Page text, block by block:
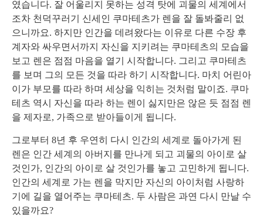
였습니다. 잘 어울리지 못하는 성격 탓에 괴물의 세계에서
조차 천덕꾸러기 신세인 쿠마테츠가 렌을 잘 돌봐줄리 없
으니까요. 하지만 인간을 데려왔다는 이유로 다른 수장 후
계자와 싸우면서까지 자신을 지키려는 쿠마테츠의 모습을
보고 렌은 점점 마음을 열기 시작합니다. 그리고 쿠마테츠
를 보며 그의 모든 것을 따라 하기 시작합니다. 마치 어린아
이가 부모를 따라 하며 세상을 익히는 것처럼 말이죠. 쿠마
테츠 역시 자신을 따라 하는 렌이 싫지만은 않은 듯 점점 렌
을 제자로, 가족으로 받아들이게 됩니다.
그로부터 8년 후 우연히 다시 인간의 세계로 돌아가게 된
렌은 인간 세계의 아버지를 만나게 되고 괴물의 아이로 살
것인가, 인간의 아이로 살 것인가를 놓고 고민하게 됩니다.
인간의 세계로 가는 렌을 막지만 자신의 아이처럼 사랑하
기에 길을 열어주는 쿠마테츠. 두 사람은 과연 다시 만날 수
있을까요?